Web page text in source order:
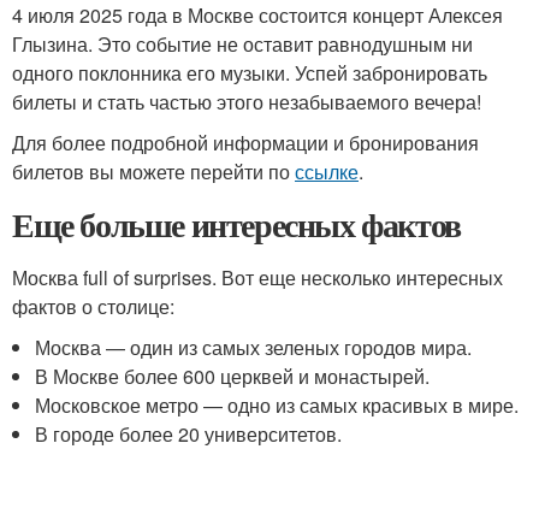
4 июля 2025 года в Москве состоится концерт Алексея
Глызина. Это событие не оставит равнодушным ни
одного поклонника его музыки. Успей забронировать
билеты и стать частью этого незабываемого вечера!
Для более подробной информации и бронирования
билетов вы можете перейти поссылке.
Еще больше интересных фактов
Москва full of surprises. Вот еще несколько интересных
фактов о столице:
Москва — один из самых зеленых городов мира.
В Москве более 600 церквей и монастырей.
Московское метро — одно из самых красивых в мире.
В городе более 20 университетов.